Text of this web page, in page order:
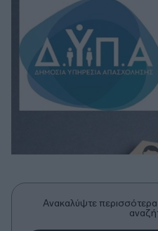
Ανακαλύψτε